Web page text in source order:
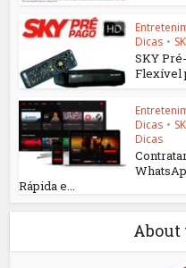
Dicas •
SKY
Flexível
Dicas •
Dicas
Rápida e...
About